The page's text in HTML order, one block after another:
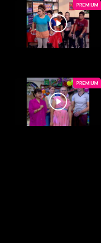
PREMIUM
PREMIUM